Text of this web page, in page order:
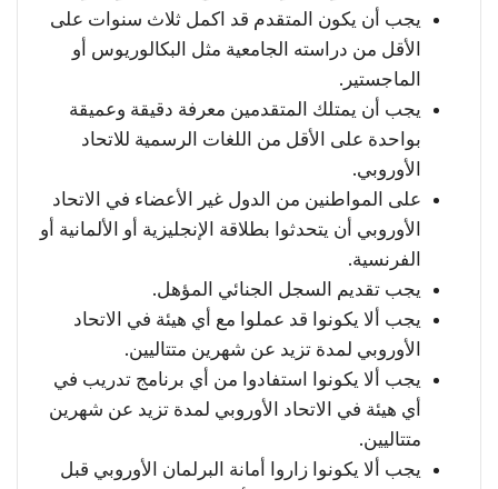
يجب أن يكون المتقدم قد اكمل ثلاث سنوات على
الأقل من دراسته الجامعية مثل البكالوريوس أو
الماجستير.
يجب أن يمتلك المتقدمين معرفة دقيقة وعميقة
بواحدة على الأقل من اللغات الرسمية للاتحاد
الأوروبي.
على المواطنين من الدول غير الأعضاء في الاتحاد
الأوروبي أن يتحدثوا بطلاقة الإنجليزية أو الألمانية أو
الفرنسية.
يجب تقديم السجل الجنائي المؤهل.
يجب ألا يكونوا قد عملوا مع أي هيئة في الاتحاد
الأوروبي لمدة تزيد عن شهرين متتاليين.
يجب ألا يكونوا استفادوا من أي برنامج تدريب في
أي هيئة في الاتحاد الأوروبي لمدة تزيد عن شهرين
متتاليين.
يجب ألا يكونوا زاروا أمانة البرلمان الأوروبي قبل